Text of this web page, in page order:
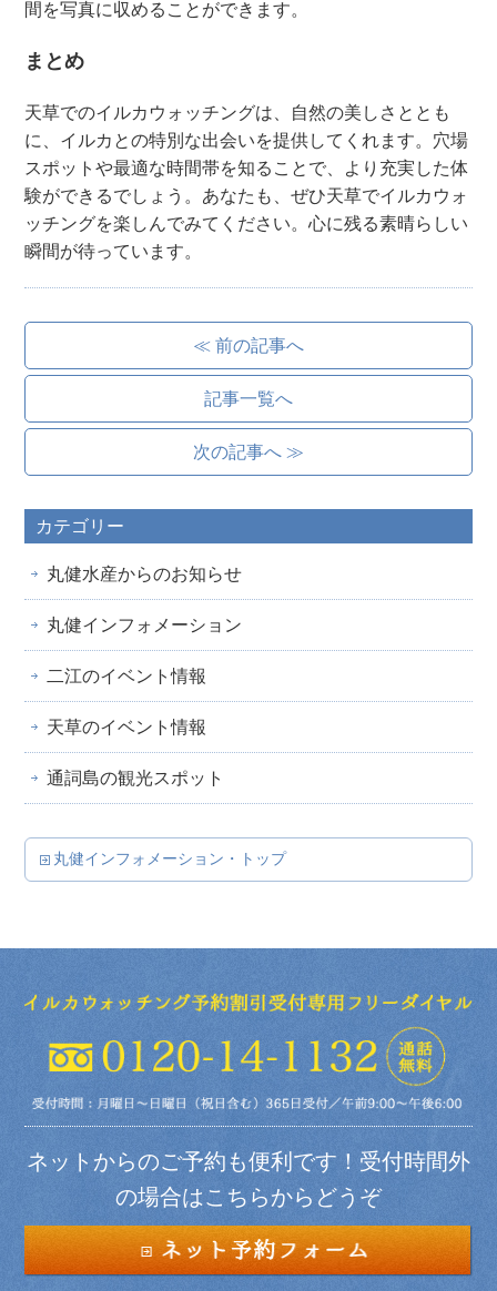
間を写真に収めることができます。
まとめ
天草でのイルカウォッチングは、自然の美しさととも
に、イルカとの特別な出会いを提供してくれます。穴場
スポットや最適な時間帯を知ることで、より充実した体
験ができるでしょう。あなたも、ぜひ天草でイルカウォ
ッチングを楽しんでみてください。心に残る素晴らしい
瞬間が待っています。
≪ 前の記事へ
記事一覧へ
次の記事へ ≫
カテゴリー
丸健水産からのお知らせ
丸健インフォメーション
二江のイベント情報
天草のイベント情報
通詞島の観光スポット
丸健インフォメーション・トップ
ネットからのご予約も便利です！受付時間外
の場合はこちらからどうぞ